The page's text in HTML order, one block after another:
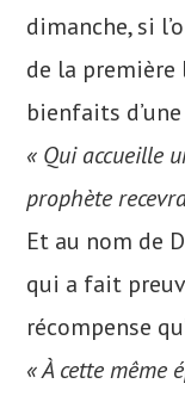
dimanche, si
de la première
bienfaits
« Qui accueille
prophète
Et au nom de
qui a fait
récompense
« À cette même